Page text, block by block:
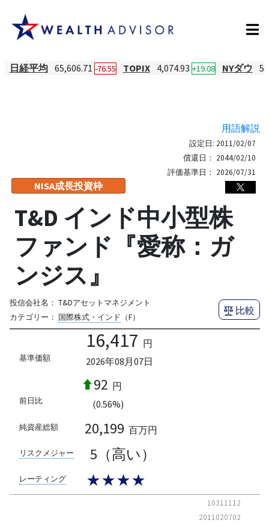
日経平均 65,606.71 -76.55 TOPIX 4,074.93 +19.08 NYダウ
用語解説
NISA成長投資枠
設定日: 2011/02/07
償還日： 2044/02/10
評価基準日： 2026/07/31
T&D インド中小型株
ファンド『愛称：ガ
ンジス』
投信会社名： T&Dアセットマネジメント
カテゴリー： 国際株式・インド （F）
比較
基準価額
16,417 円
2026年08月07日
前日比
92 円
(0.56%)
純資産総額 20,199 百万円
リスクメジャー 5（高い）
レーティング ★★★★
10311112
2011020702